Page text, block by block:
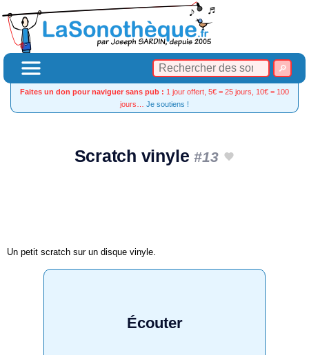
Faites un don pour naviguer sans pub : 1 jour offert, 5€ = 25 jours, 10€ = 100
jours… Je soutiens !
Scratch vinyle#13
Un petit scratch sur un disque vinyle.
Écouter